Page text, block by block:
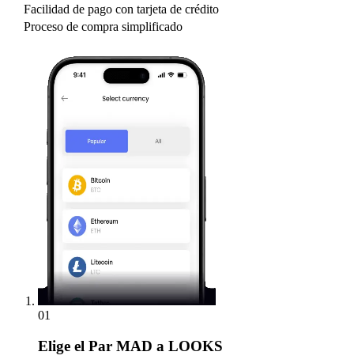
Facilidad de pago con tarjeta de crédito
Proceso de compra simplificado
01
Elige el Par MAD a LOOKS